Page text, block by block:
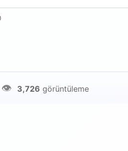
👁️ 3,726 görüntüleme